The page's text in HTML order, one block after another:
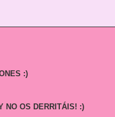
:)
NO OS DERRITÁIS! :)